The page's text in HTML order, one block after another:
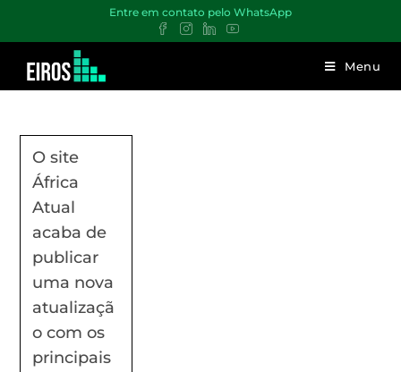
Entre em contato pelo WhatsApp
Menu
O site
África
Atual
acaba de
publicar
uma nova
atualizaçã
o com os
principais